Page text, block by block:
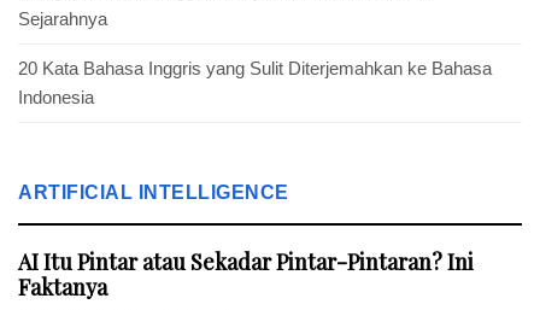
Sejarahnya
20 Kata Bahasa Inggris yang Sulit Diterjemahkan ke Bahasa
Indonesia
ARTIFICIAL INTELLIGENCE
AI Itu Pintar atau Sekadar Pintar-Pintaran? Ini
Faktanya